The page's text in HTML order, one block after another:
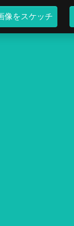
像をスケッチ